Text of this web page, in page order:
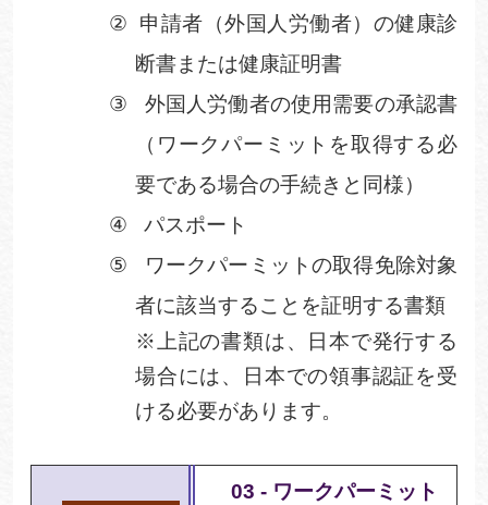
②
申請者（外国人労働者）の健康診
断書または健康証明書
③
外国人労働者の使用需要の承認書
（ワークパーミットを取得する必
要である場合の手続きと同様）
④
パスポート
⑤
ワークパーミットの取得免除対象
者に該当することを証明する書類
※上記の書類は、日本で発行する
場合には、日本での領事認証を受
ける必要があります。
03 - ワークパーミット